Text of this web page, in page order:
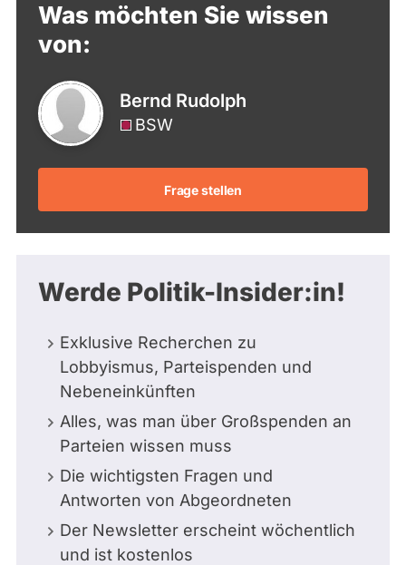
Was möchten Sie wissen
von:
Bernd Rudolph
BSW
Frage stellen
Werde Politik-Insider:in!
Exklusive Recherchen zu
Lobbyismus, Parteispenden und
Nebeneinkünften
Alles, was man über Großspenden an
Parteien wissen muss
Die wichtigsten Fragen und
Antworten von Abgeordneten
Der Newsletter erscheint wöchentlich
und ist kostenlos